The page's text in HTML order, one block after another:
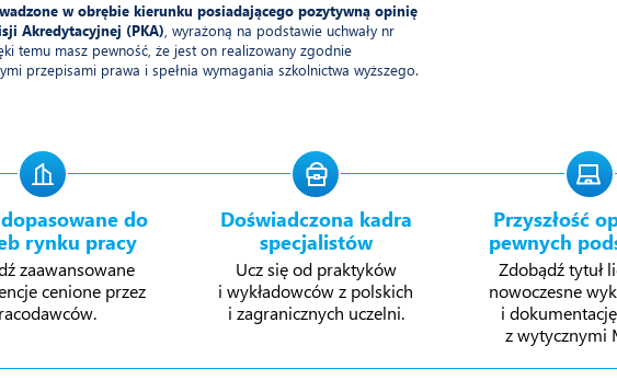
w obrębie kierunku posiadającego pozytywną opinię
Akredytacyjnej (PKA) , wyrażoną na podstawie uchwały nr
temu masz pewność, że jest on realizowany zgodnie
przepisami prawa i spełnia wymagania szkolnictwa wyższego.
do
rynku pracy
zaawansowane
cenione przez
Doświadczona kadra
specjalistów
Ucz się od praktyków
i wykładowców z polskich
i zagranicznych uczelni.
Przyszłość
pewnych
Zdobądź tytuł
nowoczesne
i
z wytycznymi